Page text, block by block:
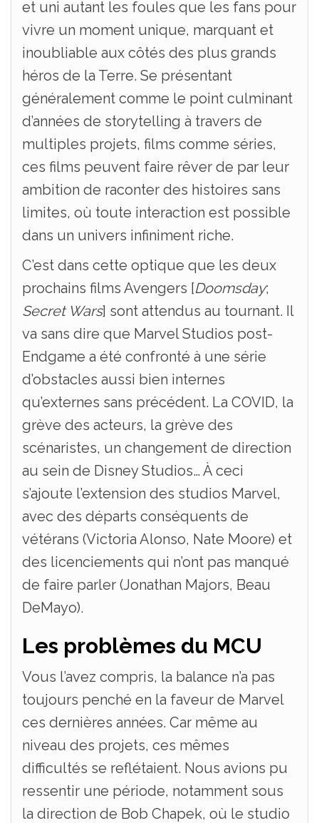
et uni autant les foules que les fans pour
vivre un moment unique, marquant et
inoubliable aux côtés des plus grands
héros de la Terre. Se présentant
généralement comme le point culminant
d’années de storytelling à travers de
multiples projets, films comme séries,
ces films peuvent faire rêver de par leur
ambition de raconter des histoires sans
limites, où toute interaction est possible
dans un univers infiniment riche.
C’est dans cette optique que les deux
prochains films Avengers [Doomsday;
Secret Wars] sont attendus au tournant. Il
va sans dire que Marvel Studios post-
Endgame a été confronté à une série
d’obstacles aussi bien internes
qu’externes sans précédent. La COVID, la
grève des acteurs, la grève des
scénaristes, un changement de direction
au sein de Disney Studios… À ceci
s’ajoute l’extension des studios Marvel,
avec des départs conséquents de
vétérans (Victoria Alonso, Nate Moore) et
des licenciements qui n’ont pas manqué
de faire parler (Jonathan Majors, Beau
DeMayo).
Les problèmes du MCU
Vous l’avez compris, la balance n’a pas
toujours penché en la faveur de Marvel
ces dernières années. Car même au
niveau des projets, ces mêmes
difficultés se reflétaient. Nous avions pu
ressentir une période, notamment sous
la direction de Bob Chapek, où le studio